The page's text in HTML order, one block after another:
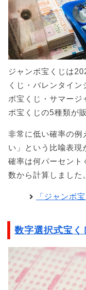
ジャンボ宝くじは
くじ・バレンタイ
ボ宝くじ・サマージ
ボ宝くじの5種類が
非常に低い確率の例
い」という比喩表現
確率は何パーセント
数から計算しました
「ジャンボ
数字選択式宝く